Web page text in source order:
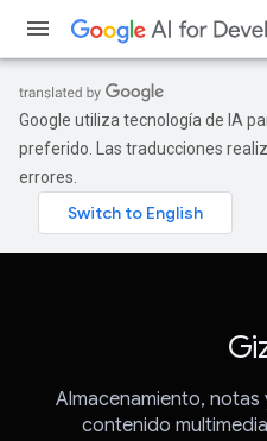
Google utiliza tecnología de IA
preferido. Las traducciones
errores.
Almacenamiento,
contenido